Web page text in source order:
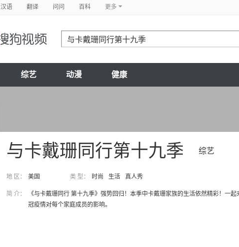
汉语 翻译 问问 百科 更多
综艺 动漫 健康
综艺
与卡戴珊同行第十九季
地 区： 美国 类 型： 时尚 生活 真人秀
简 介：
《与卡戴珊同行 第十九季》强势回归！本季中卡戴珊家族的生活依然精彩！一
冠疫情对每个家庭成员的影响。